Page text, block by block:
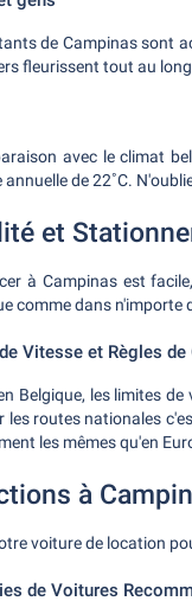
de Campinas sont
fleurissent tout au
avec le climat
annuelle de 22˚C.
et
à Campinas est
comme dans n'importe
Vitesse et Règles
Belgique, les limites
les routes nationales
les mêmes qu'en
à
voiture de location
de Voitures